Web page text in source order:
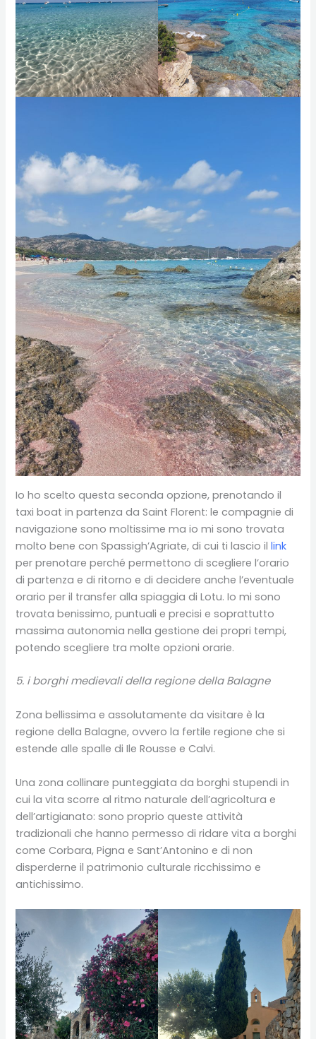
Io ho scelto questa seconda opzione, prenotando il
taxi boat in partenza da Saint Florent: le compagnie di
navigazione sono moltissime ma io mi sono trovata
molto bene con Spassigh’Agriate, di cui ti lascio illink
per prenotare perché permettono di scegliere l’orario
di partenza e di ritorno e di decidere anche l’eventuale
orario per il transfer alla spiaggia di Lotu. Io mi sono
trovata benissimo, puntuali e precisi e soprattutto
massima autonomia nella gestione dei propri tempi,
potendo scegliere tra molte opzioni orarie.
5. i borghi medievali della regione della Balagne
Zona bellissima e assolutamente da visitare è la
regione della Balagne, ovvero la fertile regione che si
estende alle spalle di Ile Rousse e Calvi.
Una zona collinare punteggiata da borghi stupendi in
cui la vita scorre al ritmo naturale dell’agricoltura e
dell’artigianato: sono proprio queste attività
tradizionali che hanno permesso di ridare vita a borghi
come Corbara, Pigna e Sant’Antonino e di non
disperderne il patrimonio culturale ricchissimo e
antichissimo.